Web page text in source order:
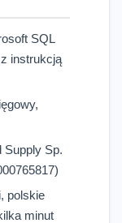
SQL
instrukcją
Sp.
polskie
minut